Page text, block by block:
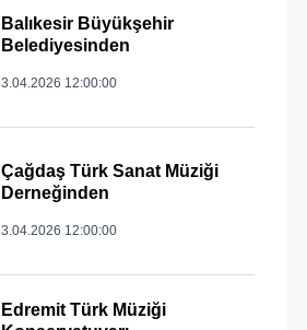
Balıkesir Büyükşehir
Belediyesinden
3.04.2026 12:00:00
Çağdaş Türk Sanat Müziği
Derneğinden
3.04.2026 12:00:00
Edremit Türk Müziği